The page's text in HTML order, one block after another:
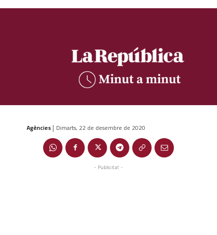
Agències | Dimarts, 22 de desembre de 2020
- Publicitat -